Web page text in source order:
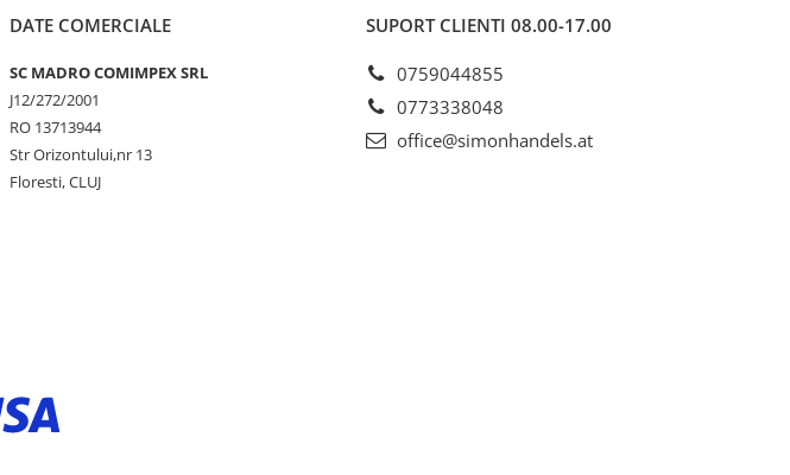
DATE COMERCIALE
SC MADRO COMIMPEX SRL
J12/272/2001
RO 13713944
Str Orizontului,nr 13
Floresti, CLUJ
SUPORT CLIENTI 08.00-17.00
0759044855
0773338048
office@simonhandels.at